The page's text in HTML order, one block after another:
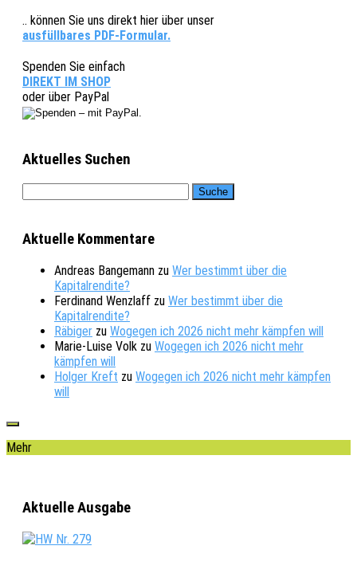
.. können Sie uns direkt hier über unser
ausfüllbares PDF-Formular.
Spenden Sie einfach
DIREKT IM SHOP
oder über PayPal
Aktuelles Suchen
Aktuelle Kommentare
Andreas Bangemann zu Wer bestimmt über die
Kapitalrendite?
Ferdinand Wenzlaff zu Wer bestimmt über die
Kapitalrendite?
Räbiger zu Wogegen ich 2026 nicht mehr kämpfen will
Marie-Luise Volk zu Wogegen ich 2026 nicht mehr
kämpfen will
Holger Kreft zu Wogegen ich 2026 nicht mehr kämpfen
will
Mehr
Aktuelle Ausgabe